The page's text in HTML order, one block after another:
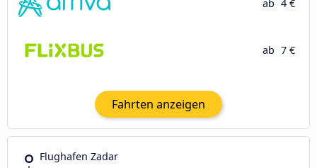
ab 4 €
ab 7 €
Fahrten anzeigen
Flughafen Zadar